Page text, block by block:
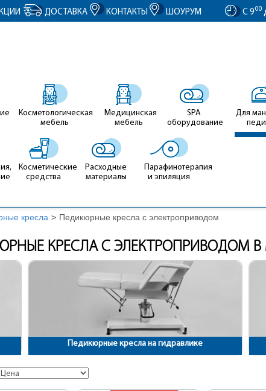
= clientID; });
ДОСТАВКА КОНТАКТЫ ШОУРУМ С 900
Косметологическая
мебель
Медицинская
мебель
SPA
оборудование
Для
Косметические
средства
Расходные
материалы
Парафинотерапия
и эпиляция
кресла > Педикюрные кресла с электроприводом
КРЕСЛА С ЭЛЕКТРОПРИВОДОМ В
Педикюрные кресла на гидравлике